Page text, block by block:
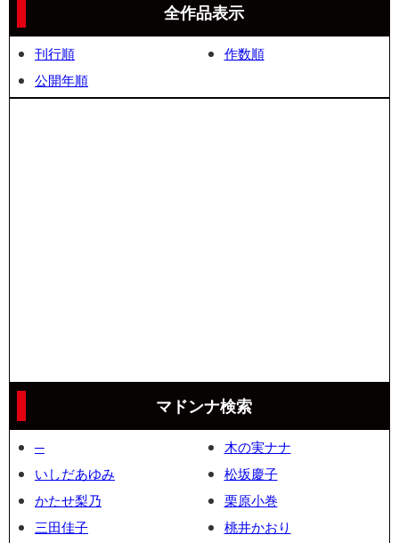
全作品表示
刊行順
公開年順
作数順
マドンナ検索
─
いしだあゆみ
かたせ梨乃
三田佳子
木の実ナナ
松坂慶子
栗原小巻
桃井かおり